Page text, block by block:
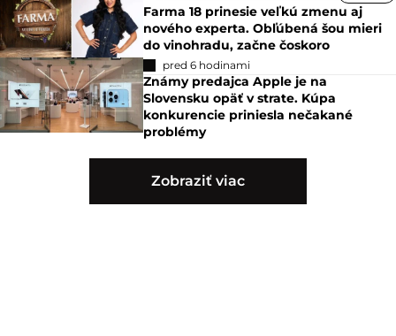
Farma 18 prinesie veľkú zmenu aj
nového experta. Obľúbená šou mieri
do vinohradu, začne čoskoro
pred 6 hodinami
Známy predajca Apple je na
Slovensku opäť v strate. Kúpa
konkurencie priniesla nečakané
problémy
Zobraziť viac